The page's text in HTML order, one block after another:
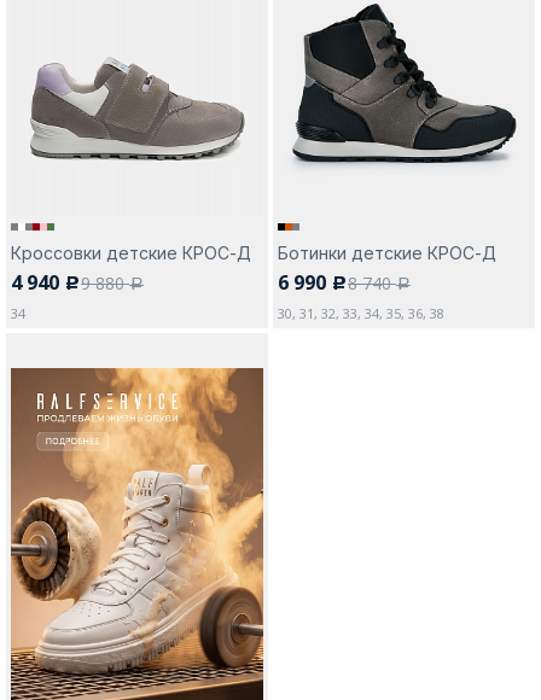
Кроссовки детские КРОС-Д
4 940 c9 880a
34
Ботинки детские КРОС-Д
6 990 c8 740a
30, 31, 32, 33, 34, 35, 36, 38